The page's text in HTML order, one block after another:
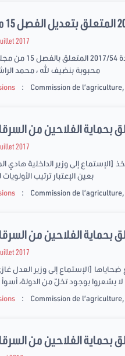
2017
محبوبة بنضيف الله ، محمد
: Commission de
2017
بعين الإعتبار ترتيب الأولويات
: Commission de
2017
يشعروا بوجود تخلّ من الدولة، أسوأ
: Commission de